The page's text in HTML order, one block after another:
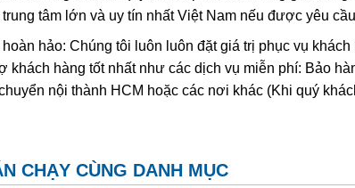
tâm lớn và uy tín nhất Việt Nam nếu được yêu
hảo: Chúng tôi luôn luôn đặt giá trị phục vụ
khách hàng tốt nhất như các dịch vụ miễn phí: Bảo
nội thành HCM hoặc các nơi khác (Khi quý
CHẠY CÙNG DANH MỤC